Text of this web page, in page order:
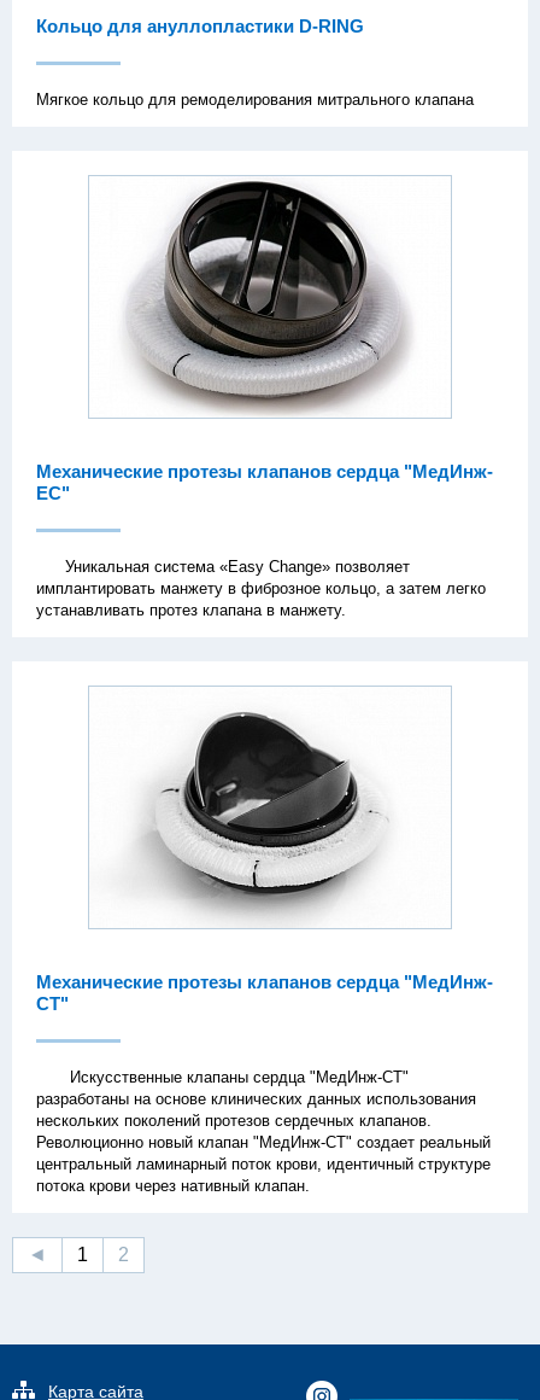
Кольцо для ануллопластики D-RING
Мягкое кольцо для ремоделирования митрального клапана
Механические протезы клапанов сердца "МедИнж-
EC"
Уникальная система «Easy Change» позволяет
имплантировать манжету в фиброзное кольцо, а затем легко
устанавливать протез клапана в манжету.
Механические протезы клапанов сердца "МедИнж-
СТ"
Искусственные клапаны сердца "МедИнж-СТ"
разработаны на основе клинических данных использования
нескольких поколений протезов сердечных клапанов.
Революционно новый клапан "МедИнж-СТ" создает реальный
центральный ламинарный поток крови, идентичный структуре
потока крови через нативный клапан.
◄ 1 2
Карта сайта